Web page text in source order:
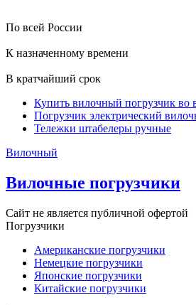
По всей России
К назначенному времени
В кратчайший срок
Купить вилочный погрузчик во
Погрузчик электрический
Тележки штабелеры ручные
Вилочный
Вилочные погрузчики
Сайт не является публичной офертой
Погрузчики
Американские погрузчики
Немецкие погрузчики
Японские погрузчики
Китайские погрузчики